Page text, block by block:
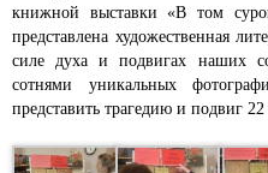
книжной выставки «В том
представлена художественная
силе духа и подвигах наших
сотнями уникальных
представить трагедию и подвиг